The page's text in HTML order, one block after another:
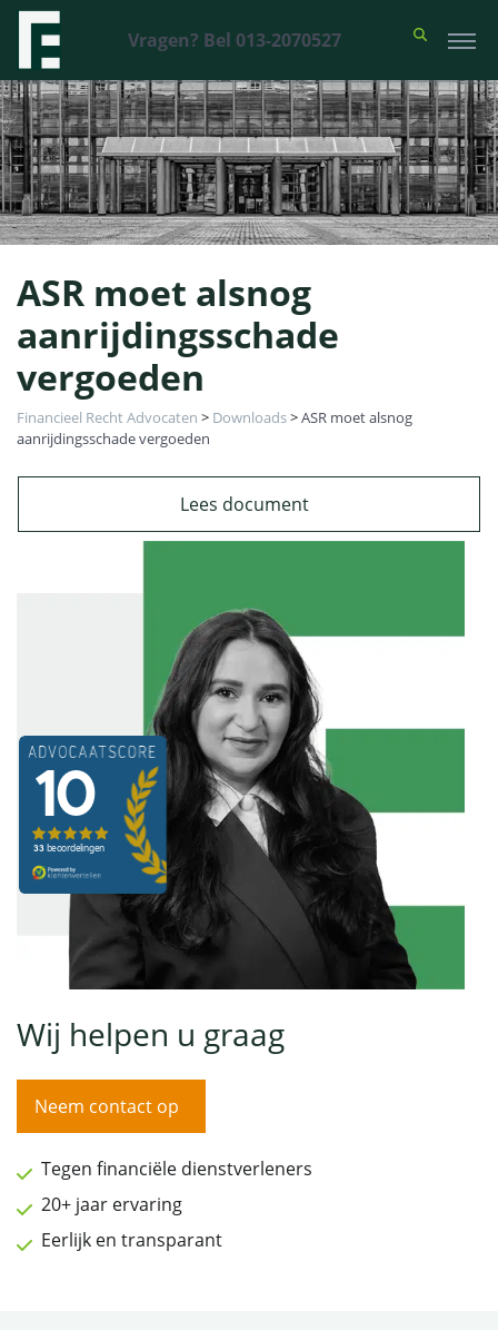
Vragen? Bel 013-2070527
ASR moet alsnog
aanrijdingsschade
vergoeden
Financieel Recht Advocaten > Downloads>ASR moet alsnog
aanrijdingsschade vergoeden
Lees document
Wij helpen u graag
Neem contact op
Tegen financiële dienstverleners
20+ jaar ervaring
Eerlijk en transparant